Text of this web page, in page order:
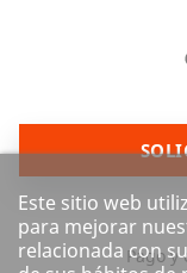
Este sitio web
para mejorar
relacionada con
Pago y